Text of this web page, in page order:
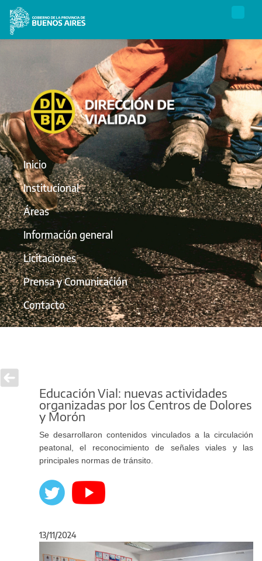
Inicio
Institucional
Áreas
Información general
Licitaciones
Prensa y Comunicación
Contacto
Educación Vial: nuevas actividades
organizadas por los Centros de Dolores
y Morón
Se desarrollaron contenidos vinculados a la circulación
peatonal, el reconocimiento de señales viales y las
principales normas de tránsito.
13/11/2024
Anterior